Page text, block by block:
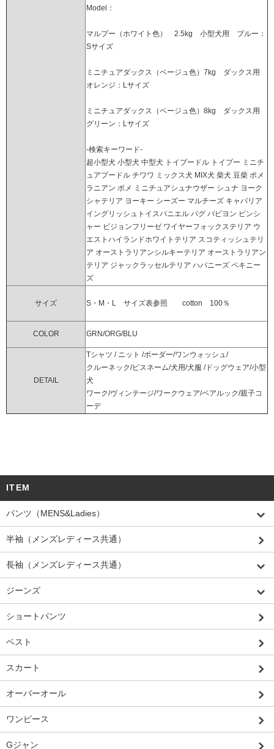
Model：
マルプー（ホワイト色） 2.5kg 小型犬用 ブルー：
Sサイズ
ミニチュアダックス（ベージュ色）7kg ダックス用
オレンジ：Lサイズ
ミニチュアダックス（ベージュ色）8kg ダックス用
グリーン：Lサイズ
-検索キーワード-
超小型犬 小型犬 中型犬 トイプードル トイプー ミニチ
ュアプードル チワワ ミックス犬 MIX犬 柴犬 豆柴 ポメ
ラニアン ポメ ミニチュアシュナウザー シュナ ヨーク
シャテリア ヨーキー シーズー マルチーズ キャバリア
イングリッシュトイスパニエル パグ パピヨン ピンシ
ャー ビジョンフリーゼ ワイヤーフォックステリア ウ
エストハイランドホワイトテリア スコティッシュテリ
ア オーストラリアンシルキーテリア オーストラリアン
テリア ジャックラッセルテリア ハバニーズ ペキニー
ズ
サイズ S・M・L サイズ表参照 cotton 100％
COLOR GRN/ORG/BLU
DETAIL
Tシャツ / ニット /ボーダー/ワンウォッシュ/
クルーネック/ピスネーム/犬用/犬服 /ドッグウェア/小型
犬
ワーク/ヴィンテージ/ワークウェア/ペアルック/親子コ
ーデ
ITEM
パンツ（MENS&Ladies）
半袖（メンズレディース共通）
長袖（メンズレディース共通）
ジーンズ
ショートパンツ
ベスト
スカート
オーバーオール
ワンピース
Gジャン